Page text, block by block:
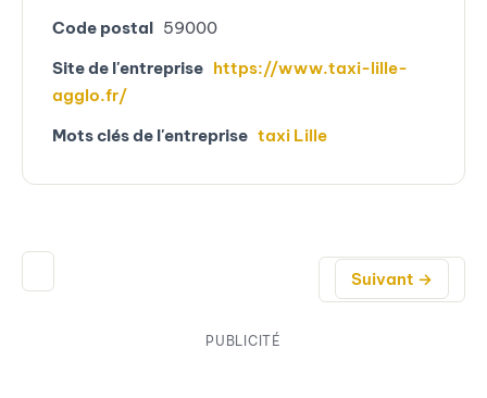
Code postal 59000
Site de l'entreprise https://www.taxi-lille-
agglo.fr/
Mots clés de l'entreprise taxi Lille
Suivant →
PUBLICITÉ